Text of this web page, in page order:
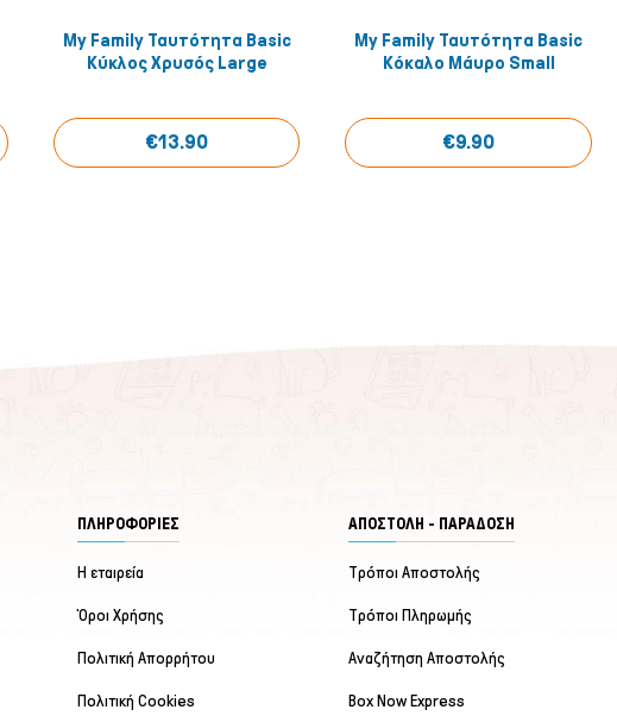
Quick View
My Family Ταυτότητα Basic
Κύκλος Χρυσός Large
€13.90
Quick View
My Family Ταυτότητα Basic
Κόκαλο Μάυρο Small
€9.90
ΠΛΗΡΟΦΟΡΙΕΣ
Η εταιρεία
Όροι Χρήσης
Πολιτική Απορρήτου
Πολιτική Cookies
ΑΠΟΣΤΟΛΗ - ΠΑΡΑΔΟΣΗ
Τρόποι Αποστολής
Τρόποι Πληρωμής
Αναζήτηση Αποστολής
Box Now Express